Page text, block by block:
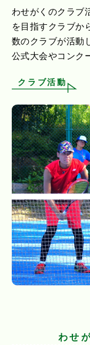
わせがくのクラブ
を目指すクラブか
数のクラブが活動
公式大会やコンク
クラブ活動
わせ